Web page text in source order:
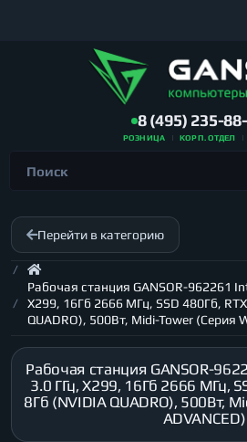
8 (495) 235-
РОЗНИЦА КОРП. ОТДЕЛ
Перейти в категорию
Рабочая станция GANSOR-962261
X299, 16Гб 2666 МГц, SSD 480Гб,
QUADRO), 500Вт, Midi-Tower (Серия
Рабочая станция GANSOR-
3.0 ГГц, X299, 16Гб 2666 МГц,
8Гб (NVIDIA QUADRO), 500Вт,
ADVANCED)